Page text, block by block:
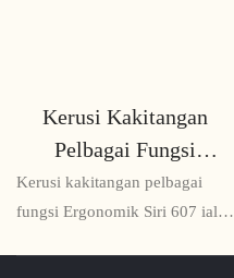
Kerusi Kakitangan
Pelbagai Fungsi
Ergonomik Siri 607
Kerusi kakitangan pelbagai
fungsi Ergonomik Siri 607 ialah